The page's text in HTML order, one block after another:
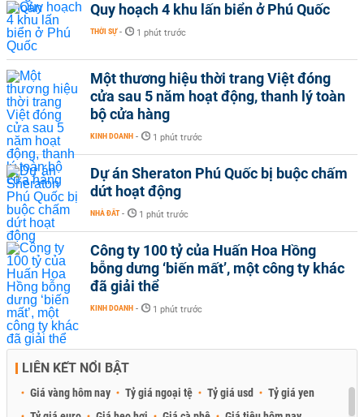
Quy hoạch 4 khu lấn biển ở Phú Quốc
THỜI SỰ - 1 phút trước
Một thương hiệu thời trang Việt đóng
cửa sau 5 năm hoạt động, thanh lý toàn
bộ cửa hàng
KINH DOANH - 1 phút trước
Dự án Sheraton Phú Quốc bị buộc chấm
dứt hoạt động
NHÀ ĐẤT - 1 phút trước
Công ty 100 tỷ của Huấn Hoa Hồng
bỗng dưng ‘biến mất’, một công ty khác
đã giải thể
KINH DOANH - 1 phút trước
LIÊN KẾT NỔI BẬT
Giá vàng hôm nay Tỷ giá ngoại tệ Tỷ giá usd
Tỷ giá yen